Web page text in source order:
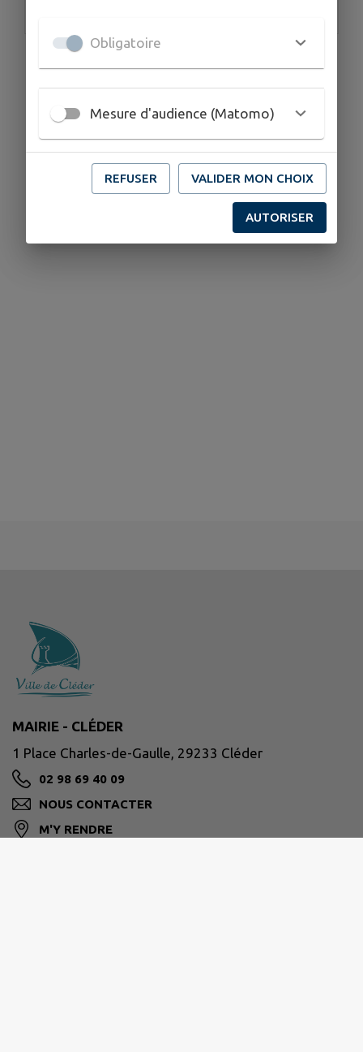
MAIRIE - CLÉDER
1 Place Charles-de-Gaulle, 29233 Cléder
02 98 69 40 09
NOUS CONTACTER
M'Y RENDRE
Obligatoire
Mesure d'audience (Matomo)
REFUSER VALIDER MON CHOIX
AUTORISER